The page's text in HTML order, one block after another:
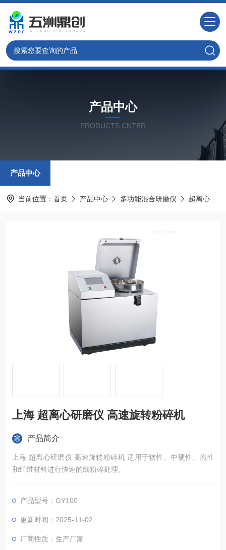
产品中心
PRODUCTS CNTER
产品中心
当前位置： 首页 产品中心 多功能混合研磨仪 超离心研磨仪
上海 超离心研磨仪 高速旋转粉碎机
产品简介
上海 超离心研磨仪 高速旋转粉碎机 适用于软性、中硬性、脆性
和纤维材料进行快速的细粉碎处理。
产品型号：GY100
更新时间：2025-11-02
厂商性质：生产厂家